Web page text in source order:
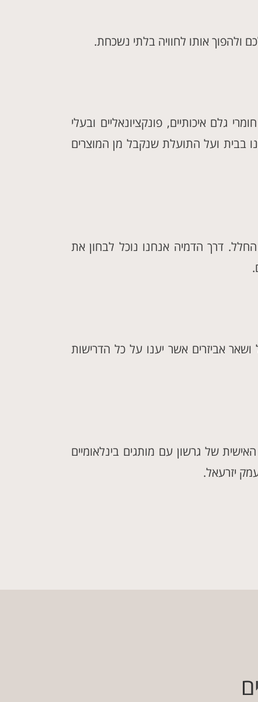
ולהפוך אותו לחוויה בלתי נשכחת.
גלם איכותיים, פונקציונאליים ובעלי
בבית ועל התועלת שנקבל מן המוצרים
דרך הדמיה אנחנו נוכל לבחון את
אביזרים אשר יענו על כל הדרישות
האישית של גרשון עם מותגים בינלאומיים
יזרעאל.